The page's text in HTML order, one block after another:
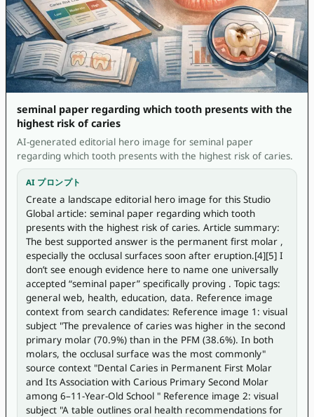
seminal paper regarding which tooth presents with the
highest risk of caries
AI-generated editorial hero image for seminal paper
regarding which tooth presents with the highest risk of caries.
AI プロンプト
Create a landscape editorial hero image for this Studio
Global article: seminal paper regarding which tooth
presents with the highest risk of caries. Article summary:
The best supported answer is the permanent first molar ,
especially the occlusal surfaces soon after eruption.[4][5] I
don’t see enough evidence here to name one universally
accepted “seminal paper” specifically proving . Topic tags:
general web, health, education, data. Reference image
context from search candidates: Reference image 1: visual
subject "The prevalence of caries was higher in the second
primary molar (70.9%) than in the PFM (38.6%). In both
molars, the occlusal surface was the most commonly"
source context "Dental Caries in Permanent First Molar
and Its Association with Carious Primary Second Molar
among 6–11-Year-Old School " Reference image 2: visual
subject "A table outlines oral health recommendations for